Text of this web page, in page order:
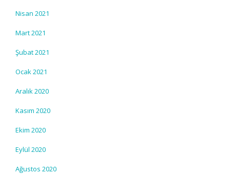
Nisan 2021
Mart 2021
Şubat 2021
Ocak 2021
Aralık 2020
Kasım 2020
Ekim 2020
Eylül 2020
Ağustos 2020